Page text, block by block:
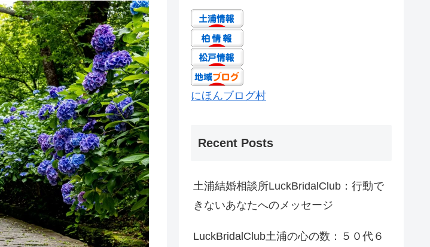
にほんブログ村
Recent Posts
土浦結婚相談所LuckBridalClub：行動で
きないあなたへのメッセージ
LuckBridalClub土浦の心の数：５０代６